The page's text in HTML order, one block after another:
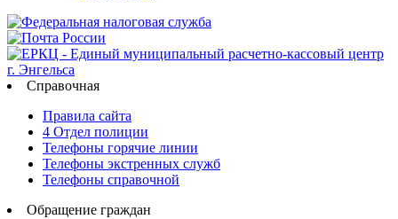
Справочная
Правила сайта
4 Отдел полиции
Телефоны горячие линии
Телефоны экстренных служб
Телефоны справочной
Обращение граждан